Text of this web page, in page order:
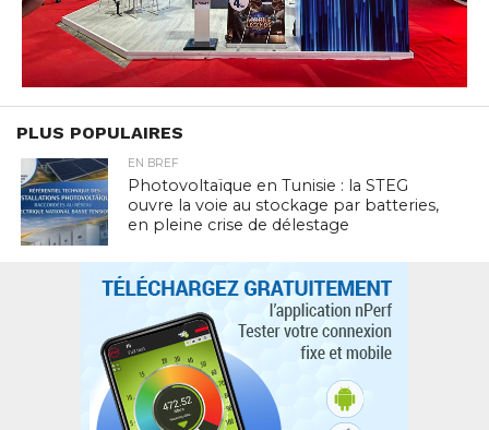
PLUS POPULAIRES
EN BREF
Photovoltaïque en Tunisie : la STEG
ouvre la voie au stockage par batteries,
en pleine crise de délestage